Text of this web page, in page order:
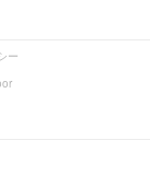
ー